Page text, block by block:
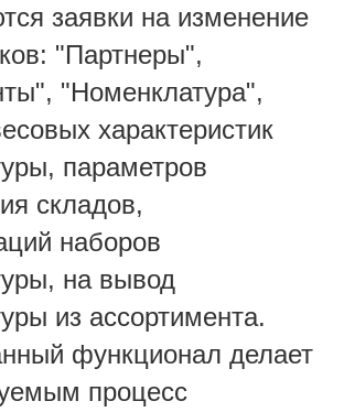
заявки на изменение
"Партнеры",
"Номенклатура",
характеристик
параметров
складов,
наборов
на вывод
из ассортимента.
функционал делает
процесс